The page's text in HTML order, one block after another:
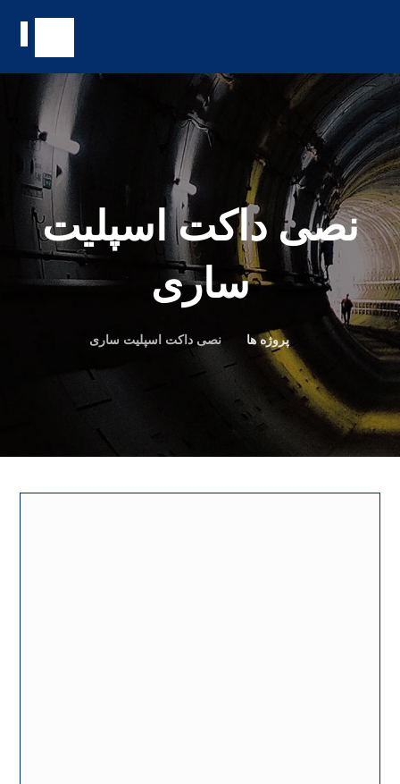
نصی داکت اسپلیت
ساری
پروژه ها نصی داکت اسپلیت ساری